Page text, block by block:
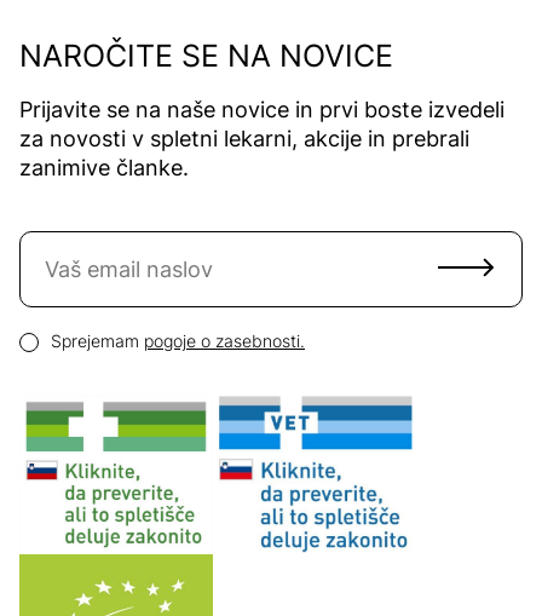
NAROČITE SE NA NOVICE
Prijavite se na naše novice in prvi boste izvedeli
za novosti v spletni lekarni, akcije in prebrali
zanimive članke.
Naročite se na novice
Pogoji zasebnosti
Sprejemam pogoje o zasebnosti.